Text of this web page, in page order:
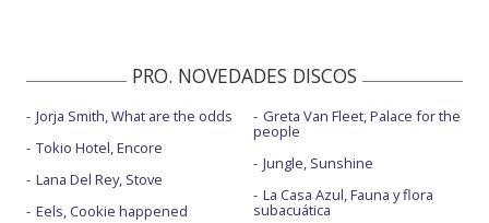
PRO. NOVEDADES DISCOS
Jorja Smith, What are the odds
Tokio Hotel, Encore
Lana Del Rey, Stove
Eels, Cookie happened
Greta Van Fleet, Palace for the
people
Jungle, Sunshine
La Casa Azul, Fauna y flora
subacuática